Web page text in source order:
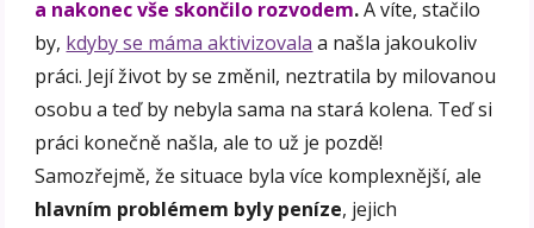
a nakonec vše skončilo rozvodem.A víte, stačilo
by, kdyby se máma aktivizovala a našla jakoukoliv
práci. Její život by se změnil, neztratila by milovanou
osobu a teď by nebyla sama na stará kolena. Teď si
práci konečně našla, ale to už je pozdě!
Samozřejmě, že situace byla více komplexnější, ale
hlavním problémem byly peníze, jejich